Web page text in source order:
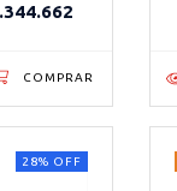
2
28% OFF